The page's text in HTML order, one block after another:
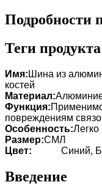
Подробности
Теги продукта
Имя: Шина из
костей
Материал:
Функция:
повреждениям
Особенность:Легко
Размер:СМЛ
Цвет:
Синий,
Введение